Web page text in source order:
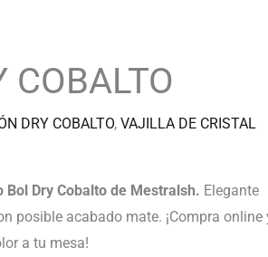
COBALTO
DRY COBALTO,VAJILLA DE CRISTAL
Bol Dry Cobalto de Mestralsh. Elegante
posible acabado mate. ¡Compra online
a tu mesa!